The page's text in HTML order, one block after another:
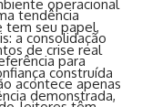
tendência
a consolidação
para
acontece apenas
operacional
tem seu papel,
de crise real
construída
demonstrada,